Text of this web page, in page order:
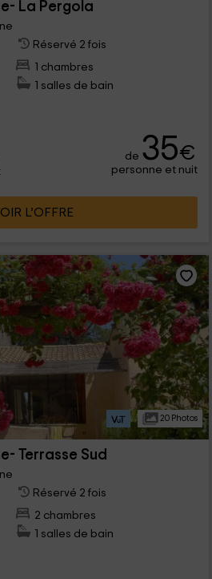
La Pergola
Réservé 2 fois
1 chambres
1 salles de bain
de 35€
personne et nuit
L’OFFRE
20 Photos
Terrasse Sud
Réservé 2 fois
2 chambres
1 salles de bain